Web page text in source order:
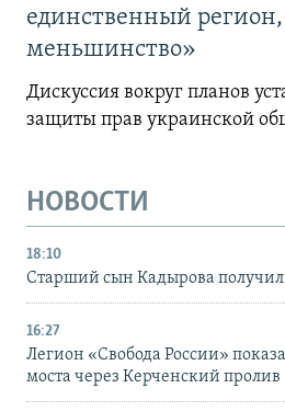
единственный
меньшинство»
Дискуссия вокруг планов
защиты прав украинской
НОВОСТИ
18:10
Старший сын Кадырова получил
16:27
Легион «Свобода России»
моста через Керченский пролив